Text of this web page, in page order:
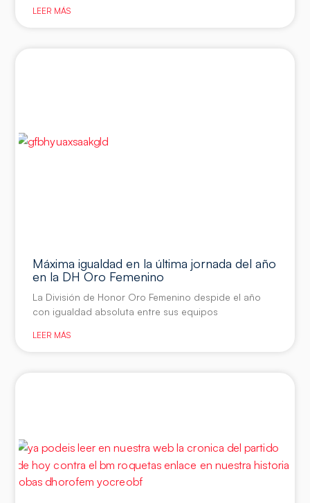
LEER MÁS
Máxima igualdad en la última jornada del año
en la DH Oro Femenino
La División de Honor Oro Femenino despide el año
con igualdad absoluta entre sus equipos
LEER MÁS